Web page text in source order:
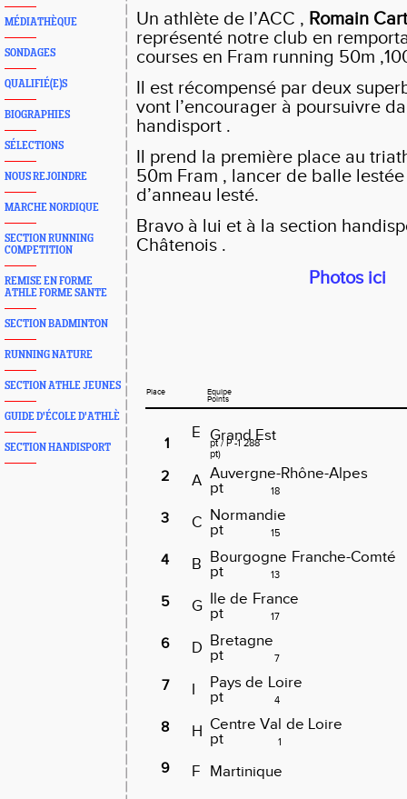
MÉDIATHÈQUE
SONDAGES
QUALIFIÉ(E)S
BIOGRAPHIES
SÉLECTIONS
NOUS REJOINDRE
MARCHE NORDIQUE
SECTION RUNNING
COMPETITION
REMISE EN FORME
ATHLE FORME SANTE
SECTION BADMINTON
RUNNING NATURE
SECTION ATHLE JEUNES
GUIDE D'ÉCOLE D'ATHLÈ
SECTION HANDISPORT
Un athlète de l’ACC , Romain
représenté notre club en
courses en Fram running 50m
Il est récompensé par deux
vont l’encourager à poursuivre
handisport .
Il prend la première place au
50m Fram , lancer de balle
d’anneau lesté.
Bravo à lui et à la section
Châtenois .
Photos ici
Place Equipe
Points
1
E Grand Est
pt / P -1 288
pt)
2 A Auvergne-Rhône-Alpes
pt
18
3 C Normandie
pt
15
4 B Bourgogne Franche-Comté
pt
13
5 G Ile de France
pt
17
6 D Bretagne
pt
7
7 I Pays de Loire
pt
4
8 H Centre Val de Loire
pt
1
9 F Martinique